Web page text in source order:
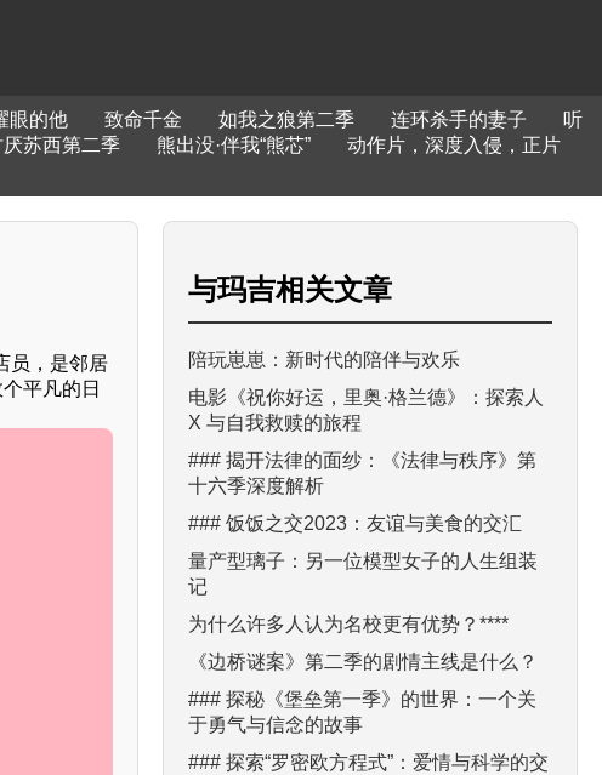
眼的他 致命千金 如我之狼第二季 连环杀手的妻子
听
苏西第二季 熊出没·伴我“熊芯”
动作片，深度入侵，正片
员，是邻居
平凡的日
与玛吉相关文章
陪玩崽崽：新时代的陪伴与欢乐
电影《祝你好运，里奥·格兰德》：探索人
X 与自我救赎的旅程
### 揭开法律的面纱：《法律与秩序》第
十六季深度解析
### 饭饭之交2023：友谊与美食的交汇
量产型璃子：另一位模型女子的人生组装
记
为什么许多人认为名校更有优势？****
《边桥谜案》第二季的剧情主线是什么？
### 探秘《堡垒第一季》的世界：一个关
于勇气与信念的故事
### 探索“罗密欧方程式”：爱情与科学的交